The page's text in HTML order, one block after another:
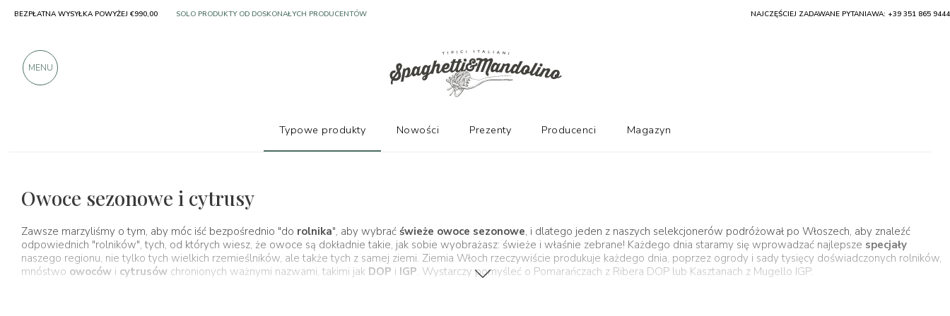
Owoce sezonowe i cytrusy
Zawsze marzyliśmy o tym, aby móc iść bezpośrednio "do rolnika", aby wybrać świeże owoce sezonowe, i dlatego jeden z naszych selekcjonerów podróżował po Włoszech, aby znaleźć
odpowiednich "rolników", tych, od których wiesz, że owoce są dokładnie takie, jak sobie wyobrażasz: świeże i właśnie zebrane! Każdego dnia staramy się wprowadzać najlepsze specjały
naszego regionu, nie tylko tych wielkich rzemieślników, ale także tych z samej ziemi. Ziemia Włoch rzeczywiście produkuje każdego dnia, poprzez ogrody i sady tysięcy doświadczonych rolników,
mnóstwo owoców i cytrusów chronionych ważnymi nazwami, takimi jak DOP i IGP. Wystarczy pomyśleć o Pomarańczach z Ribera DOP lub Kasztanach z Mugello IGP.
BEZPŁATNA WYSYŁKA POWYŻEJ €990,00 PONAD 900 POZYTYWNYCH RECENZJI NAJCZĘŚCIEJ ZADAWANE PYTANIAWA: +39 351 865 9444
MENU
Typowe produkty Nowości Prezenty Producenci Magazyn